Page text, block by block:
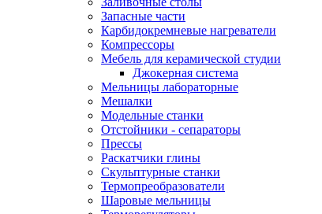
Запасные части
Карбидокремневые нагреватели
Компрессоры
Мебель для керамической студии
Джокерная система
Мельницы лабораторные
Мешалки
Модельные станки
Отстойники - сепараторы
Прессы
Раскатчики глины
Скульптурные станки
Термопреобразователи
Шаровые мельницы